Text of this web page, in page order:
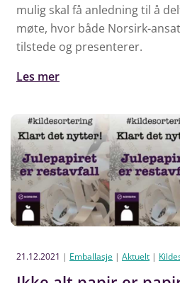
mulig skal få anledning til å
møte, hvor både Norsirk-
tilstede og presenterer.
Les mer
21.12.2021 | Emballasje | Aktuelt |